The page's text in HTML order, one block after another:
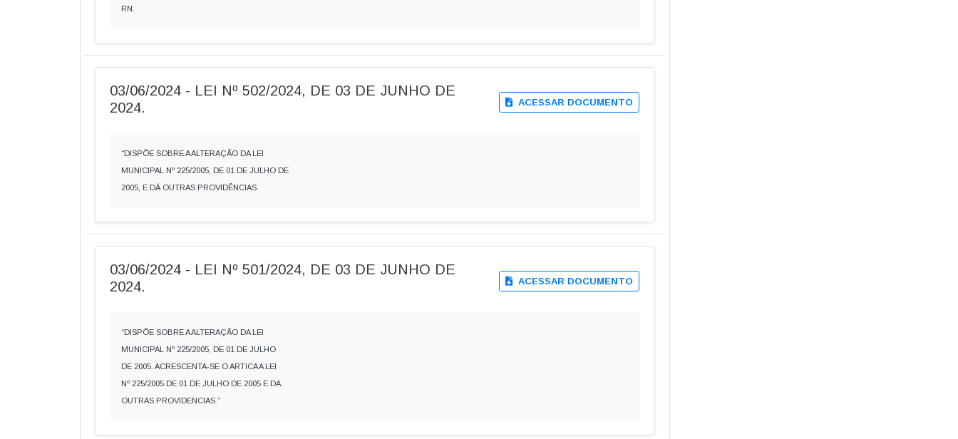
RN.
03/06/2024 - LEI Nº 502/2024, DE 03 DE JUNHO DE
2024.
ACESSAR DOCUMENTO
“DISPÕE SOBRE A ALTERAÇÃO DA LEI
MUNICIPAL Nº 225/2005, DE 01 DE JULHO DE
2005, E DÁ OUTRAS PROVIDÊNCIAS.
03/06/2024 - LEI Nº 501/2024, DE 03 DE JUNHO DE
2024.
ACESSAR DOCUMENTO
“DISPÕE SOBRE A ALTERAÇÃO DA LEI
MUNICIPAL Nº 225/2005, DE 01 DE JULHO
DE 2005. ACRESCENTA-SE O ARTICA A LEI
Nº 225/2005 DE 01 DE JULHO DE 2005 E DA
OUTRAS PROVIDENCIAS.”